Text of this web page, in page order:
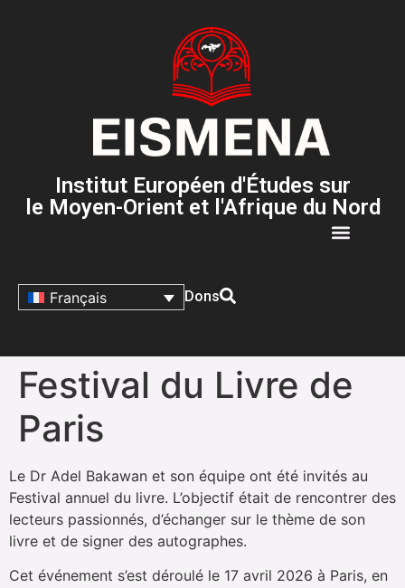
Institut Européen d'Études sur
le Moyen-Orient et l'Afrique du Nord
Français Dons
Festival du Livre de
Paris
Le Dr Adel Bakawan et son équipe ont été invités au
Festival annuel du livre. L’objectif était de rencontrer des
lecteurs passionnés, d’échanger sur le thème de son
livre et de signer des autographes.
Cet événement s’est déroulé le 17 avril 2026 à Paris, en